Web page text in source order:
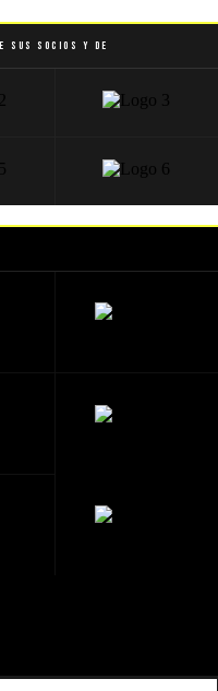
sus socios y de